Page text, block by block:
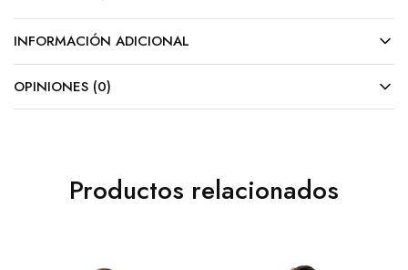
INFORMACIÓN ADICIONAL
OPINIONES (0)
Productos relacionados